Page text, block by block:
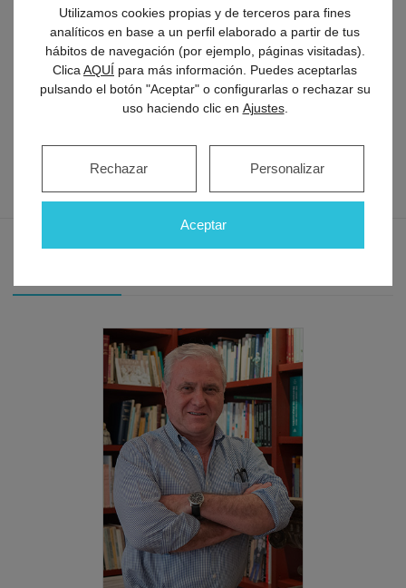
Dolor de espalda crónico: ¿cuándo ir al
traumatólogo?
Utilizamos cookies propias y de terceros para fines
analíticos en base a un perfil elaborado a partir de tus
hábitos de navegación (por ejemplo, páginas visitadas).
Clica AQUÍ para más información. Puedes aceptarlas
pulsando el botón "Aceptar" o configurarlas o rechazar su
uso haciendo clic en Ajustes.
Aceptar
Rechazar Personalizar